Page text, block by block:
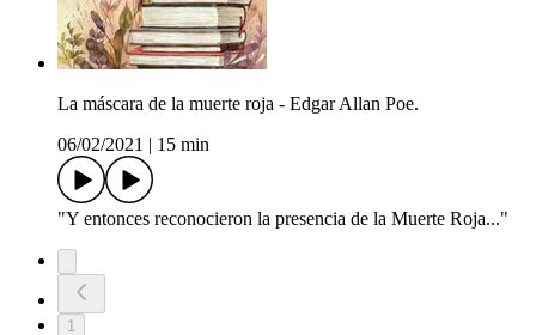
La máscara de la muerte roja - Edgar Allan Poe.
06/02/2021
15 min
"Y entonces reconocieron la presencia de la Muerte Roja..."
1